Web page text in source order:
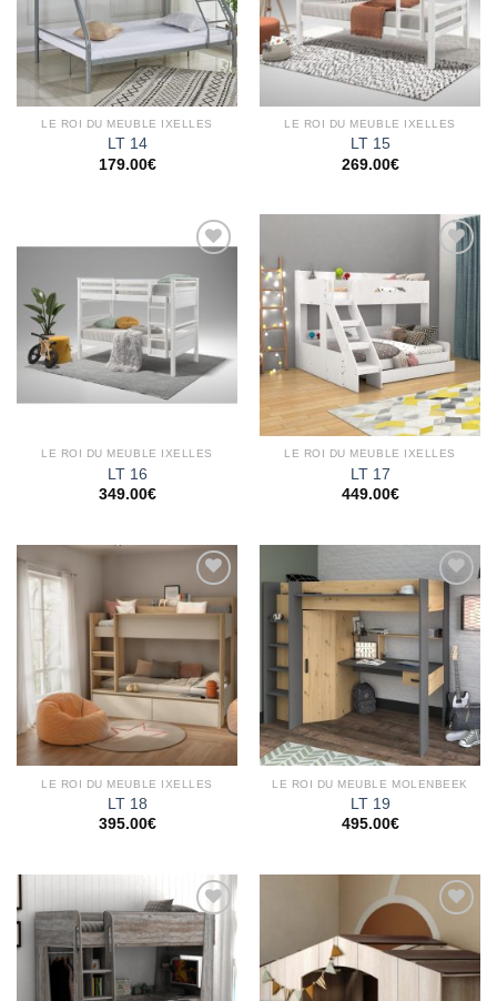
LE ROI DU MEUBLE IXELLES
LT 14
179.00€
LE ROI DU MEUBLE IXELLES
LT 15
269.00€
à la
LE ROI DU MEUBLE IXELLES
LT 16
349.00€
wishlist
LE ROI DU MEUBLE IXELLES
LT 17
449.00€
Ajouter
à la
LE ROI DU MEUBLE IXELLES
LT 18
395.00€
Ajouter
à la
wishlist
LE ROI DU MEUBLE MOLENBEEK
LT 19
495.00€
Ajouter
à la
wishlist
Ajouter
à la
wishlist